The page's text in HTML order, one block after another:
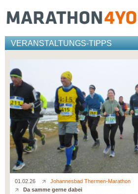
VERANSTALTUNGS-TIPPS
01.02.26 Johannesbad Thermen-Marathon
Da samme gerne dabei